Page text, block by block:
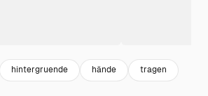
hintergruende hände tragen